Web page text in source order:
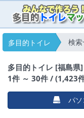
多目的トイレ
検索
多目的トイレ [福島県
1件 ～ 30件 / (1,423
パソ